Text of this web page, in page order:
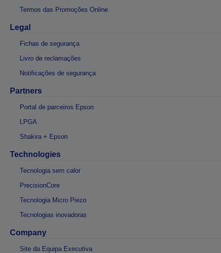
Termos das Promoções Online
Legal
Fichas de segurança
Livro de reclamações
Notificações de segurança
Partners
Portal de parceiros Epson
LPGA
Shakira + Epson
Technologies
Tecnologia sem calor
PrecisionCore
Tecnologia Micro Piezo
Tecnologias inovadoras
Company
Site da Equipa Executiva